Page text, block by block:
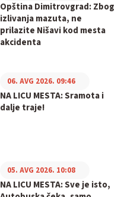
Opština Dimitrovgrad: Zbog
izlivanja mazuta, ne
prilazite Nišavi kod mesta
akcidenta
NA LICU MESTA: Sramota i
dalje traje!
06. AVG 2026. 09:46
NA LICU MESTA: Sve je isto,
05. AVG 2026. 10:08